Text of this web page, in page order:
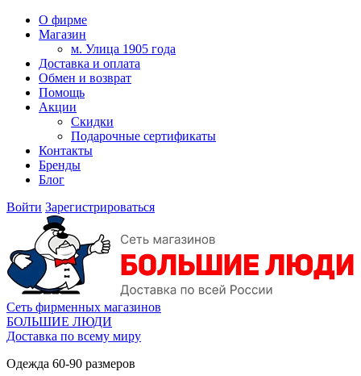
О фирме
Магазин
м. Улица 1905 года
Доставка и оплата
Обмен и возврат
Помощь
Акции
Скидки
Подарочные сертификаты
Контакты
Бренды
Блог
Войти Зарегистрироваться
Сеть фирменных магазинов
БОЛЬШИЕ ЛЮДИ
Доставка по всему миру
Одежда 60-90 размеров